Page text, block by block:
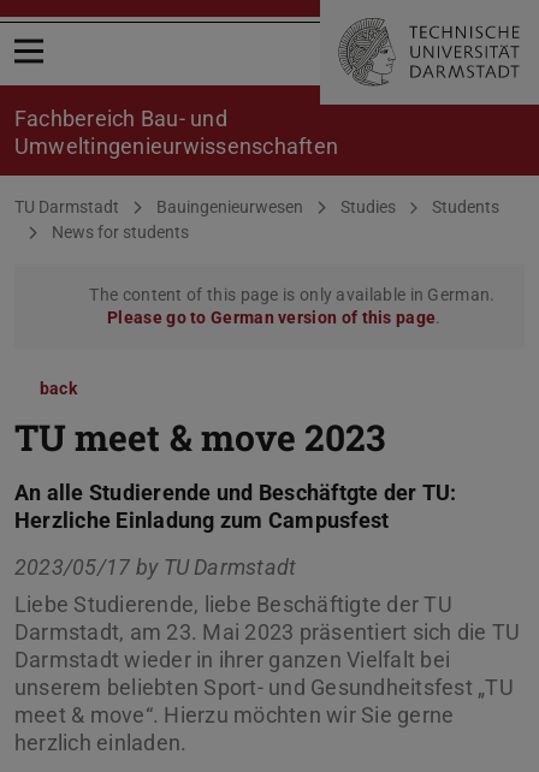
Open menu
Fachbereich Bau- und
Umweltingenieurwissenschaften
You are here:
TU Darmstadt Bauingenieurwesen Studies
Students
News for students
The content of this page is only available in German.
Please go to German version of this page.
back
TU meet & move 2023
An alle Studierende und Beschäftgte der TU:
Herzliche Einladung zum Campusfest
2023/05/17 by TU Darmstadt
Liebe Studierende, liebe Beschäftigte der TU
Darmstadt, am 23. Mai 2023 präsentiert sich die TU
Darmstadt wieder in ihrer ganzen Vielfalt bei
unserem beliebten Sport- und Gesundheitsfest „TU
meet & move“. Hierzu möchten wir Sie gerne
herzlich einladen.